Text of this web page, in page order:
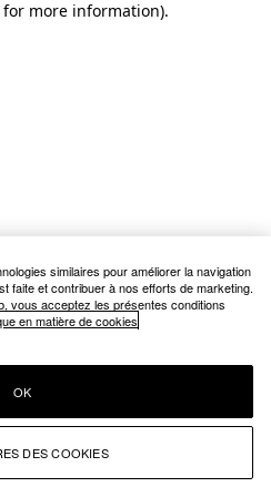
more information).
similaires pour améliorer la navigation
faite et contribuer à nos efforts de marketing.
vous acceptez les présentes conditions
en matière de cookies
DES COOKIES
OK